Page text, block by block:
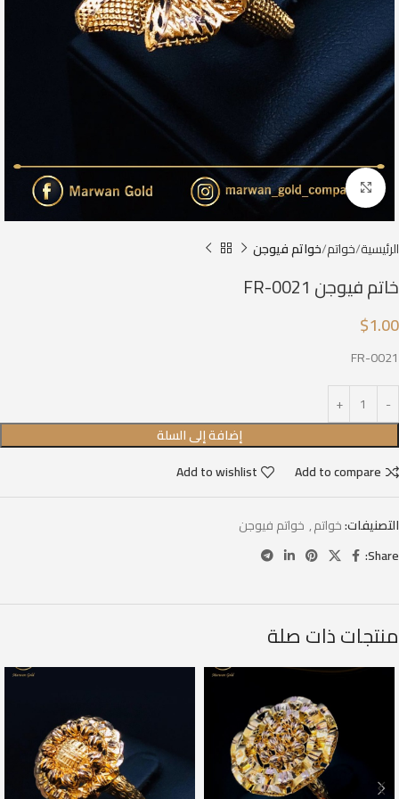
Click to enlarge
الرئيسية خواتم خواتم فيوجن
خاتم فيوجن FR-0021
$1.00
FR-0021
إضافة إلى السلة
Add to compare
Add to wishlist
التصنيفات:خواتم, خواتم فيوجن
Share:
منتجات ذات صلة